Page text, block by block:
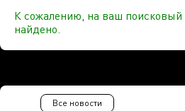
К сожалению, на ваш поисковый
найдено.
Все новости